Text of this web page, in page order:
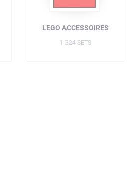
LEGO ACCESSOIRES
1 324 SETS